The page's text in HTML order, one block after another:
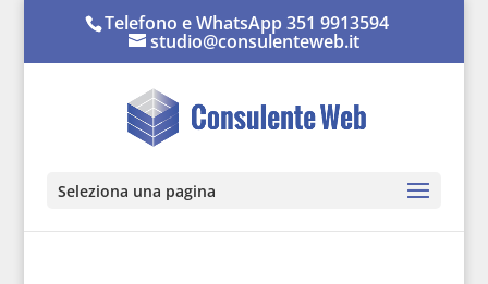
Telefono e WhatsApp 351 9913594
studio@consulenteweb.it
Seleziona una pagina